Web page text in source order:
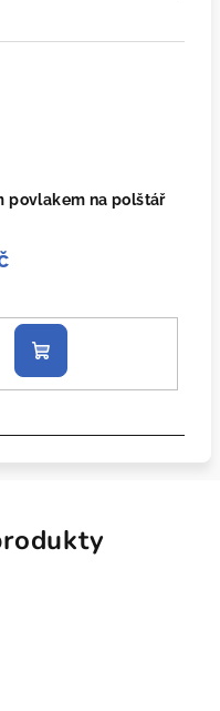
povlakem na polštář
Do
košíku